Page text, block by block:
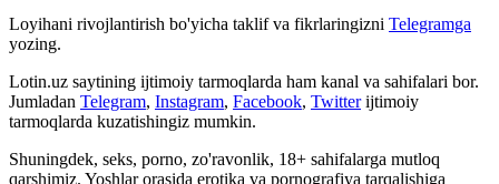
Loyihani rivojlantirish bo'yicha taklif va fikrlaringizni Telegramga
yozing.
Lotin.uz saytining ijtimoiy tarmoqlarda ham kanal va sahifalari bor.
Jumladan Telegram, Instagram, Facebook, Twitter ijtimoiy
tarmoqlarda kuzatishingiz mumkin.
Shuningdek, seks, porno, zo'ravonlik, 18+ sahifalarga mutloq
qarshimiz. Yoshlar orasida erotika va pornografiya tarqalishiga